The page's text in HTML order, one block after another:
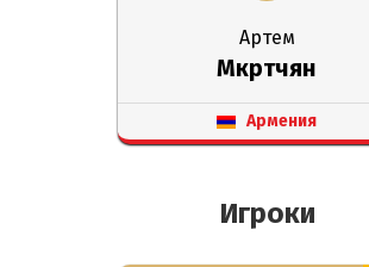
Артем
Мкртчян
Армения
Игроки